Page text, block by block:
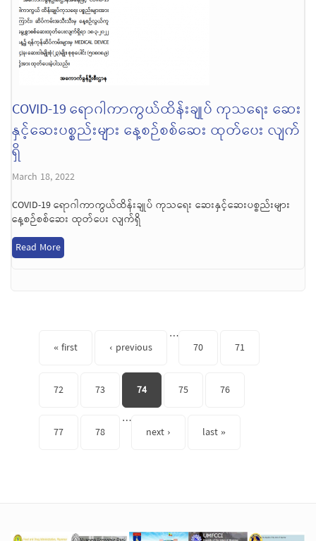
COVID-19 ရောဂါကာကွယ်ထိန်းချုပ် ကုသရေး ဆေး
နှင့်ဆေးပစ္စည်းများ နေ့စဉ်စစ်ဆေး ထုတ်ပေး လျက်
ရှိ
March 18, 2022
COVID-19 ရောဂါကာကွယ်ထိန်းချုပ် ကုသရေး ဆေးနှင့်ဆေးပစ္စည်းများ
နေ့စဉ်စစ်ဆေး ထုတ်ပေး လျက်ရှိ
Read More
« first ‹ previous
…
70
71
72 73 74 75 76
77 78
…
next ›
last »